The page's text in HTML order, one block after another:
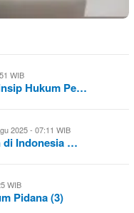
WIB
Hukum Pe…
2025 - 07:11 WIB
di Indonesia …
WIB
Pidana (3)